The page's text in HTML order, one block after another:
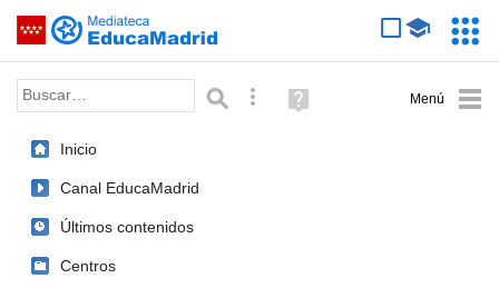
Saltar navegación
Palabra o frase: Búsqueda avanzada
Ayuda
(en
Inicio
Canal EducaMadrid
Últimos contenidos
Centros